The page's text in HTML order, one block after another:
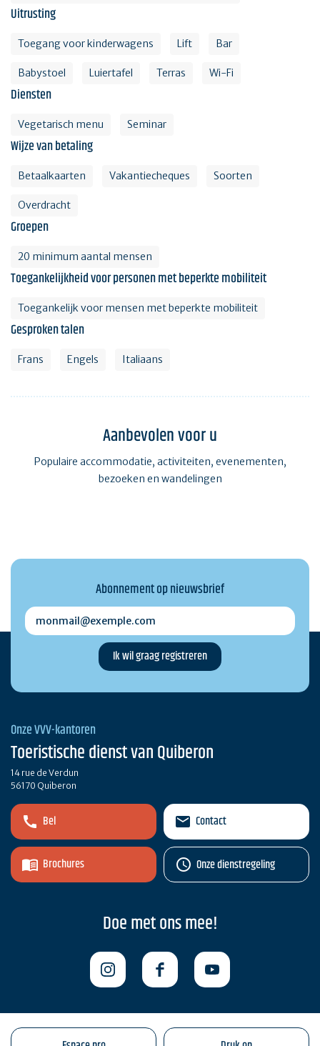
Uitrusting
Toegang voor kinderwagens Lift Bar
Babystoel Luiertafel Terras Wi-Fi
Diensten
Vegetarisch menu Seminar
Wijze van betaling
Betaalkaarten Vakantiecheques Soorten
Overdracht
Groepen
20 minimum aantal mensen
Toegankelijkheid voor personen met beperkte mobiliteit
Toegankelijk voor mensen met beperkte mobiliteit
Gesproken talen
Frans Engels Italiaans
Aanbevolen voor u
Populaire accommodatie, activiteiten, evenementen,
bezoeken en wandelingen
Abonnement op nieuwsbrief
monmail@exemple.com
Onze VVV-kantoren
Toeristische dienst van Quiberon
14 rue de Verdun
56170 Quiberon
Bel
Brochures
Contact
Onze dienstregeling
Doe met ons mee!